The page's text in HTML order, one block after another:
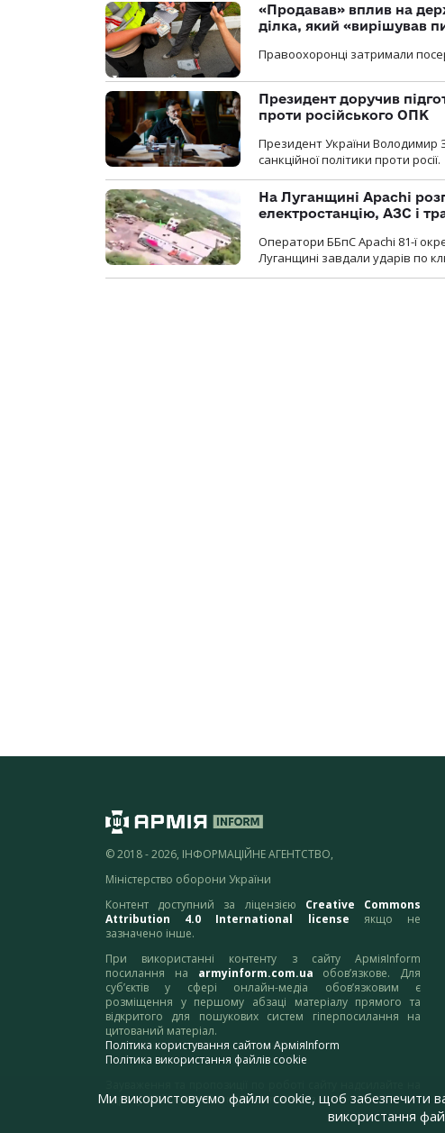
«Продавав» вплив на
ділка, який «вирішував
Правоохоронці затримали
Президент доручив
проти російського ОПК
Президент України Володимир
санкційної політики проти росії.
На Луганщині Apachi
електростанцію, АЗС і
Оператори ББпС Apachi 81-ї
Луганщині завдали ударів по
© 2018 - 2026, ІНФОРМАЦІЙНЕ АГЕНТСТВО,
Міністерство оборони України
Контент доступний за ліцензією Creative Commons
Attribution 4.0 International license якщо не
зазначено інше.
При використанні контенту з сайту АрміяInform
посилання на armyinform.com.ua обов’язкове. Для
суб’єктів у сфері онлайн-медіа обов’язковим є
розміщення у першому абзаці матеріалу прямого та
відкритого для пошукових систем гіперпосилання на
цитований матеріал.
Політика користування сайтом АрміяInform
Політика використання файлів cookie
адресу:webmaster@armyinform.com.ua
Ми використовуємо файли cookie, щоб забезпечити
використання